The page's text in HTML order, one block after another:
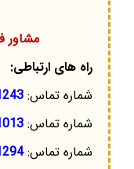
مشاور
راه های ارتباطی:
شماره تماس:
شماره تماس:
شماره تماس: